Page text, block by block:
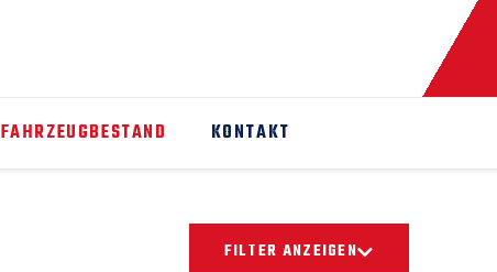
FAHRZEUGBESTAND KONTAKT
FILTER ANZEIGEN